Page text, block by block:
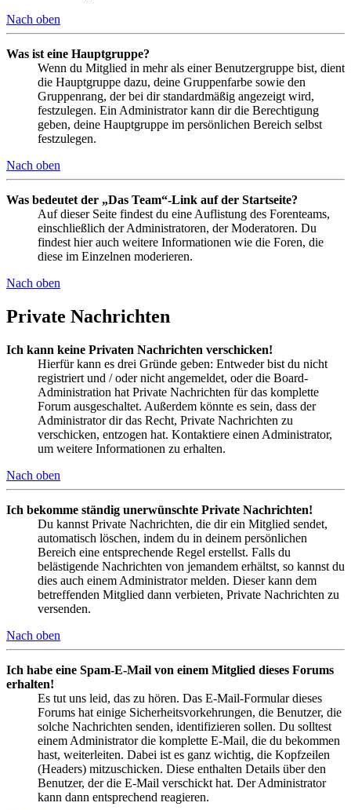
Nach oben
Was ist eine Hauptgruppe?
Wenn du Mitglied in mehr als einer Benutzergruppe bist, dient
die Hauptgruppe dazu, deine Gruppenfarbe sowie den
Gruppenrang, der bei dir standardmäßig angezeigt wird,
festzulegen. Ein Administrator kann dir die Berechtigung
geben, deine Hauptgruppe im persönlichen Bereich selbst
festzulegen.
Nach oben
Was bedeutet der „Das Team“-Link auf der Startseite?
Auf dieser Seite findest du eine Auflistung des Forenteams,
einschließlich der Administratoren, der Moderatoren. Du
findest hier auch weitere Informationen wie die Foren, die
diese im Einzelnen moderieren.
Nach oben
Private Nachrichten
Ich kann keine Privaten Nachrichten verschicken!
Hierfür kann es drei Gründe geben: Entweder bist du nicht
registriert und / oder nicht angemeldet, oder die Board-
Administration hat Private Nachrichten für das komplette
Forum ausgeschaltet. Außerdem könnte es sein, dass der
Administrator dir das Recht, Private Nachrichten zu
verschicken, entzogen hat. Kontaktiere einen Administrator,
um weitere Informationen zu erhalten.
Nach oben
Ich bekomme ständig unerwünschte Private Nachrichten!
Du kannst Private Nachrichten, die dir ein Mitglied sendet,
automatisch löschen, indem du in deinem persönlichen
Bereich eine entsprechende Regel erstellst. Falls du
belästigende Nachrichten von jemandem erhältst, so kannst du
dies auch einem Administrator melden. Dieser kann dem
betreffenden Mitglied dann verbieten, Private Nachrichten zu
versenden.
Nach oben
Ich habe eine Spam-E-Mail von einem Mitglied dieses Forums
erhalten!
Es tut uns leid, das zu hören. Das E-Mail-Formular dieses
Forums hat einige Sicherheitsvorkehrungen, die Benutzer, die
solche Nachrichten senden, identifizieren sollen. Du solltest
einem Administrator die komplette E-Mail, die du bekommen
hast, weiterleiten. Dabei ist es ganz wichtig, die Kopfzeilen
(Headers) mitzuschicken. Diese enthalten Details über den
Benutzer, der die E-Mail verschickt hat. Der Administrator
kann dann entsprechend reagieren.